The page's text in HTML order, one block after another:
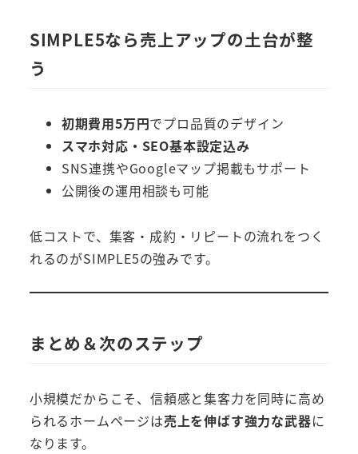
SIMPLE5なら売上アップの土台が整
う
初期費用5万円でプロ品質のデザイン
スマホ対応・SEO基本設定込み
SNS連携やGoogleマップ掲載もサポート
公開後の運用相談も可能
低コストで、集客・成約・リピートの流れをつく
れるのがSIMPLE5の強みです。
まとめ＆次のステップ
小規模だからこそ、信頼感と集客力を同時に高め
られるホームページは売上を伸ばす強力な武器に
なります。